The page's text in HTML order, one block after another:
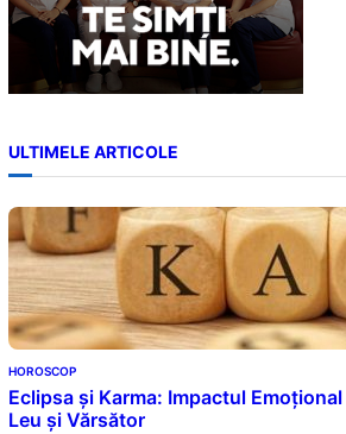
ULTIMELE ARTICOLE
HOROSCOP
Eclipsa și Karma: Impactul
Leu și Vărsător